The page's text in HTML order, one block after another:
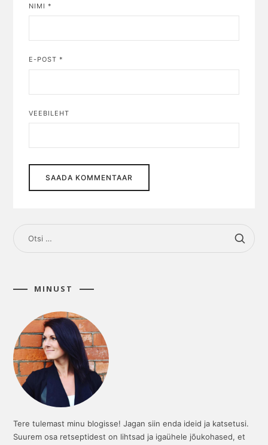
NIMI*
E-POST*
VEEBILEHT
MINUST
Tere tulemast minu blogisse! Jagan siin enda ideid ja katsetusi.
Suurem osa retseptidest on lihtsad ja igaühele jõukohased, et